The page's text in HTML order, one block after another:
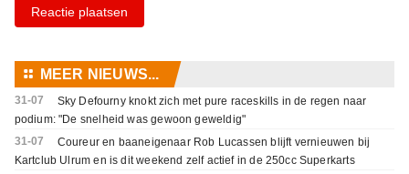
Reactie plaatsen
⚏ MEER NIEUWS...
31-07
Sky Defourny knokt zich met pure raceskills in de regen naar
podium: "De snelheid was gewoon geweldig"
31-07
Coureur en baaneigenaar Rob Lucassen blijft vernieuwen bij
Kartclub Ulrum en is dit weekend zelf actief in de 250cc Superkarts